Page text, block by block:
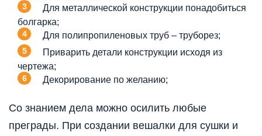
Для металлической конструкции понадобиться
болгарка;
Для полипропиленовых труб – труборез;
Приварить детали конструкции исходя из
чертежа;
Декорирование по желанию;
Со знанием дела можно осилить любые
преграды. При создании вешалки для сушки и